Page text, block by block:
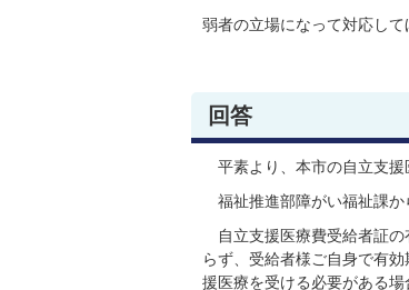
弱者の立場になって対応して
回答
平素より、本市の自立支援
福祉推進部障がい福祉課か
自立支援医療費受給者証の
らず、受給者様ご自身で有
援医療を受ける必要がある